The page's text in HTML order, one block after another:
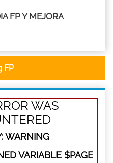
FP Y MEJORA
FP
WAS
WARNING
VARIABLE $PAGE